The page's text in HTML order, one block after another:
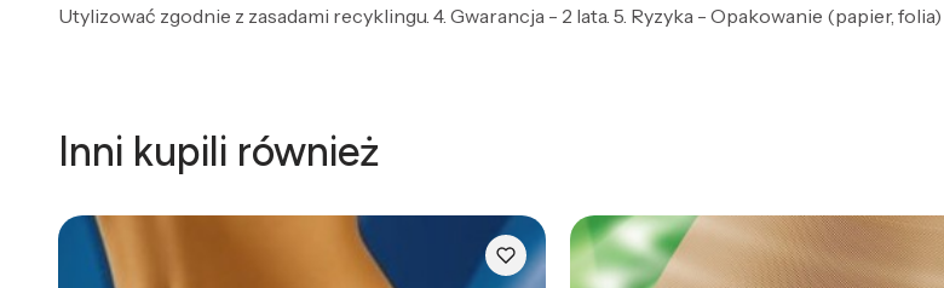
Utylizować zgodnie z zasadami recyklingu. 4. Gwarancja - 2 lata. 5. Ryzyka - Opakowanie (papier,
Inni kupili również